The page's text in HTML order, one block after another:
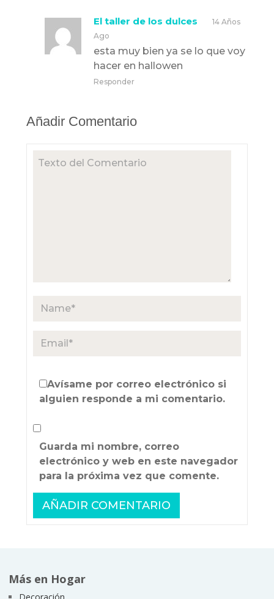
El taller de los dulces
14 Años
Ago
esta muy bien ya se lo que voy
hacer en hallowen
Responder
Añadir Comentario
Avísame por correo electrónico si
alguien responde a mi comentario.
Guarda mi nombre, correo
electrónico y web en este navegador
para la próxima vez que comente.
Más en Hogar